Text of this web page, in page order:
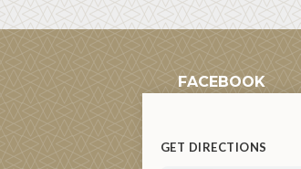
FACEBOOK
GET DIRECTIONS